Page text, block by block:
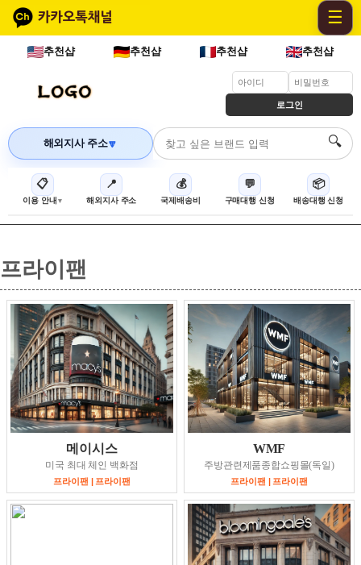
☰
추천샵 추천샵 추천샵 추천샵
로그인
해외지사 주소🔽 🔍
📋
이용 안내
📍
해외지사 주소
💰
국제배송비
💬
구매대행 신청
📦
배송대행 신청
프라이팬
메이시스
미국 최대 체인 백화점
프라이팬 | 프라이팬
WMF
주방관련제품종합쇼핑몰(독일)
프라이팬 | 프라이팬